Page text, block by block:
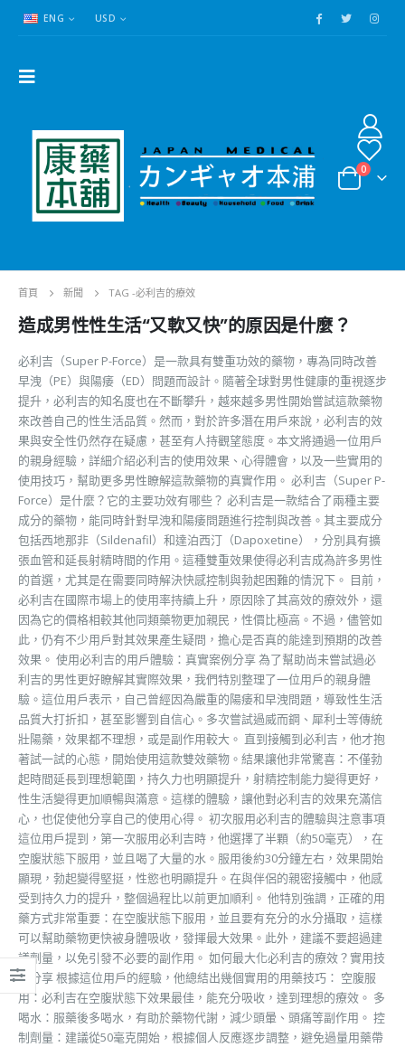
ENG USD
0
首頁 新聞 TAG -必利吉的療效
造成男性性生活“又軟又快”的原因是什麼？
必利吉（Super P-Force）是一款具有雙重功效的藥物，專為同時改善
早洩（PE）與陽痿（ED）問題而設計。隨著全球對男性健康的重視逐步
提升，必利吉的知名度也在不斷攀升，越來越多男性開始嘗試這款藥物
來改善自己的性生活品質。然而，對於許多潛在用戶來說，必利吉的效
果與安全性仍然存在疑慮，甚至有人持觀望態度。本文將通過一位用戶
的親身經驗，詳細介紹必利吉的使用效果、心得體會，以及一些實用的
使用技巧，幫助更多男性瞭解這款藥物的真實作用。 必利吉（Super P-
Force）是什麼？它的主要功效有哪些？ 必利吉是一款結合了兩種主要
成分的藥物，能同時針對早洩和陽痿問題進行控制與改善。其主要成分
包括西地那非（Sildenafil）和達泊西汀（Dapoxetine），分別具有擴
張血管和延長射精時間的作用。這種雙重效果使得必利吉成為許多男性
的首選，尤其是在需要同時解決快感控制與勃起困難的情況下。 目前，
必利吉在國際市場上的使用率持續上升，原因除了其高效的療效外，還
因為它的價格相較其他同類藥物更加親民，性價比極高。不過，儘管如
此，仍有不少用戶對其效果產生疑問，擔心是否真的能達到預期的改善
效果。 使用必利吉的用戶體驗：真實案例分享 為了幫助尚未嘗試過必
利吉的男性更好瞭解其實際效果，我們特別整理了一位用戶的親身體
驗。這位用戶表示，自己曾經因為嚴重的陽痿和早洩問題，導致性生活
品質大打折扣，甚至影響到自信心。多次嘗試過威而鋼、犀利士等傳統
壯陽藥，效果都不理想，或是副作用較大。 直到接觸到必利吉，他才抱
著試一試的心態，開始使用這款雙效藥物。結果讓他非常驚喜：不僅勃
起時間延長到理想範圍，持久力也明顯提升，射精控制能力變得更好，
性生活變得更加順暢與滿意。這樣的體驗，讓他對必利吉的效果充滿信
心，也促使他分享自己的使用心得。 初次服用必利吉的體驗與注意事項
這位用戶提到，第一次服用必利吉時，他選擇了半顆（約50毫克），在
空腹狀態下服用，並且喝了大量的水。服用後約30分鐘左右，效果開始
顯現，勃起變得堅挺，性慾也明顯提升。在與伴侶的親密接觸中，他感
受到持久力的提升，整個過程比以前更加順利。 他特別強調，正確的用
藥方式非常重要：在空腹狀態下服用，並且要有充分的水分攝取，這樣
可以幫助藥物更快被身體吸收，發揮最大效果。此外，建議不要超過建
議劑量，以免引發不必要的副作用。 如何最大化必利吉的療效？實用技
巧分享 根據這位用戶的經驗，他總結出幾個實用的用藥技巧： 空腹服
用：必利吉在空腹狀態下效果最佳，能充分吸收，達到理想的療效。 多
喝水：服藥後多喝水，有助於藥物代謝，減少頭暈、頭痛等副作用。 控
制劑量：建議從50毫克開始，根據個人反應逐步調整，避免過量用藥帶